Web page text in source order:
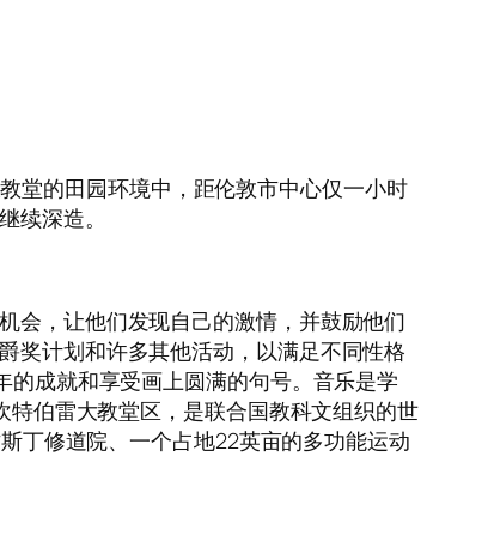
堂的田园环境中，距伦敦市中心仅一小时
续深造。
会，让他们发现自己的激情，并鼓励他们
奖计划和许多其他活动，以满足不同性格
的成就和享受画上圆满的句号。音乐是学
伯雷大教堂区，是联合国教科文组织的世
丁修道院、一个占地22英亩的多功能运动